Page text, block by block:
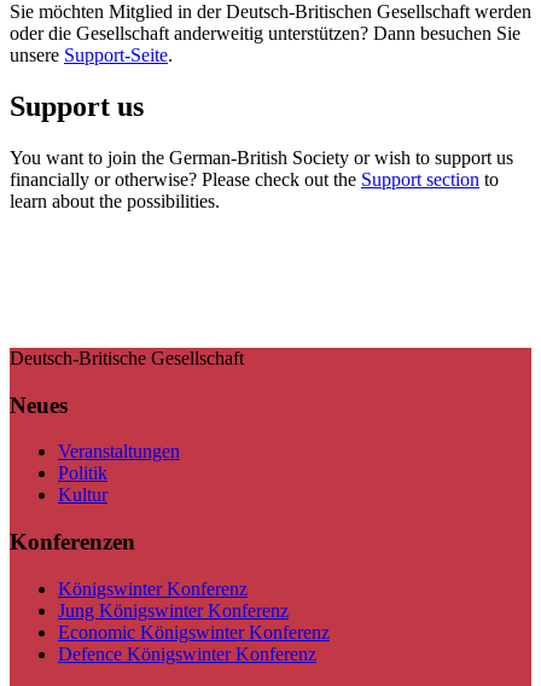
Sie möchten Mitglied in der Deutsch-Britischen Gesellschaft werden
oder die Gesellschaft anderweitig unterstützen? Dann besuchen Sie
unsere Support-Seite.
Support us
You want to join the German-British Society or wish to support us
financially or otherwise? Please check out the Support section to
learn about the possibilities.
Deutsch-Britische Gesellschaft
Neues
Veranstaltungen
Politik
Kultur
Konferenzen
Königswinter Konferenz
Jung Königswinter Konferenz
Economic Königswinter Konferenz
Defence Königswinter Konferenz